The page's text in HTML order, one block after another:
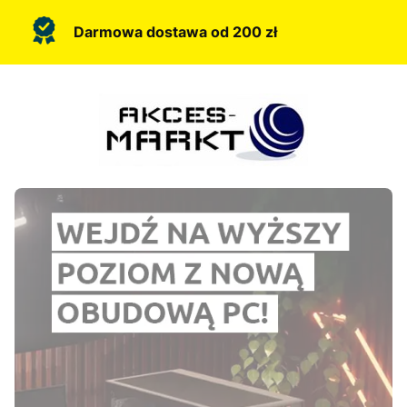
Darmowa dostawa od 200 zł